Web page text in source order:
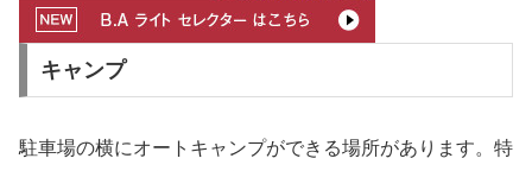
キャンプ
駐車場の横にオートキャンプができる場所があります。特